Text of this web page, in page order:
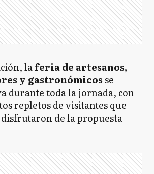
laferia de artesanos,
y gastronómicosse
durante toda la jornada, con
repletos de visitantes que
de la propuesta